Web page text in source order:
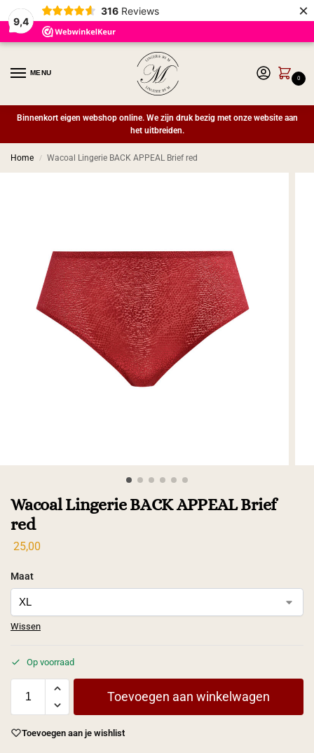
9,4
316 Reviews ×
MENU
0
Binnenkort eigen webshop online. We zijn druk bezig met onze website aan
het uitbreiden.
Home / Wacoal Lingerie BACK APPEAL Brief red
Wacoal Lingerie BACK APPEAL Brief
red
25,00
Maat
Wissen
Op voorraad
Toevoegen aan winkelwagen
Toevoegen aan je wishlist